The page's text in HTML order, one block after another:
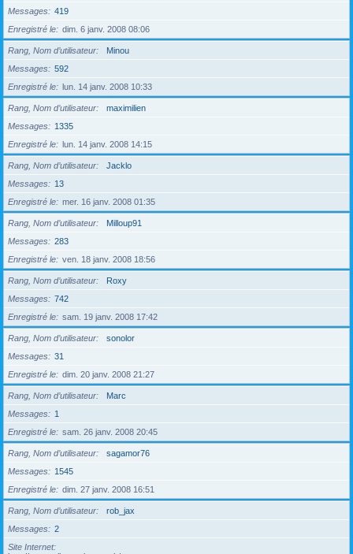
Messages
419
Enregistré le
dim. 6 janv. 2008 08:06
Rang, Nom d’utilisateur
Minou
Messages
592
Enregistré le
lun. 14 janv. 2008 10:33
Rang, Nom d’utilisateur
maximilien
Messages
1335
Enregistré le
lun. 14 janv. 2008 14:15
Rang, Nom d’utilisateur
Jacklo
Messages
13
Enregistré le
mer. 16 janv. 2008 01:35
Rang, Nom d’utilisateur
Milloup91
Messages
283
Enregistré le
ven. 18 janv. 2008 18:56
Rang, Nom d’utilisateur
Roxy
Messages
742
Enregistré le
sam. 19 janv. 2008 17:42
Rang, Nom d’utilisateur
sonolor
Messages
31
Enregistré le
dim. 20 janv. 2008 21:27
Rang, Nom d’utilisateur
Marc
Messages
1
Enregistré le
sam. 26 janv. 2008 20:45
Rang, Nom d’utilisateur
sagamor76
Messages
1545
Enregistré le
dim. 27 janv. 2008 16:51
Rang, Nom d’utilisateur
rob_jax
Messages
2
Site Internet